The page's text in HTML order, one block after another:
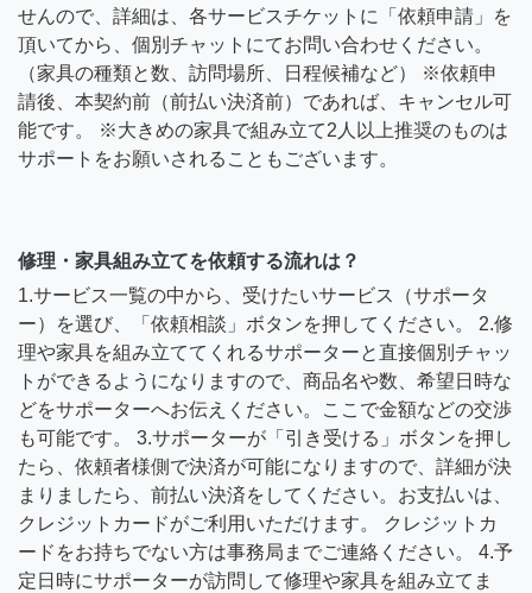
せんので、詳細は、各サービスチケットに「依頼申請」を
頂いてから、個別チャットにてお問い合わせください。
（家具の種類と数、訪問場所、日程候補など） ※依頼申
請後、本契約前（前払い決済前）であれば、キャンセル可
能です。 ※大きめの家具で組み立て2人以上推奨のものは
サポートをお願いされることもございます。
修理・家具組み立てを依頼する流れは？
1.サービス一覧の中から、受けたいサービス（サポータ
ー）を選び、「依頼相談」ボタンを押してください。 2.修
理や家具を組み立ててくれるサポーターと直接個別チャッ
トができるようになりますので、商品名や数、希望日時な
どをサポーターへお伝えください。ここで金額などの交渉
も可能です。 3.サポーターが「引き受ける」ボタンを押し
たら、依頼者様側で決済が可能になりますので、詳細が決
まりましたら、前払い決済をしてください。お支払いは、
クレジットカードがご利用いただけます。 クレジットカ
ードをお持ちでない方は事務局までご連絡ください。 4.予
定日時にサポーターが訪問して修理や家具を組み立てま